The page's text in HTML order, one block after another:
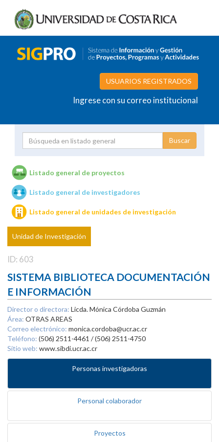
USUARIOS REGISTRADOS
Ingrese con su correo institucional
Unidades de investigación
Listado general de proyectos
Listado general de investigadores
Listado general de unidades de investigación
Unidad de Investigación
ID: 603
SISTEMA BIBLIOTECA DOCUMENTACIÓN
E INFORMACIÓN
Director o directora: Licda. Mónica Córdoba Guzmán
Área: OTRAS AREAS
Correo electrónico: monica.cordoba@ucr.ac.cr
Teléfono: (506) 2511-4461 / (506) 2511-4750
Sitio web: www.sibdi.ucr.ac.cr
Personas investigadoras
Personal colaborador
Proyectos